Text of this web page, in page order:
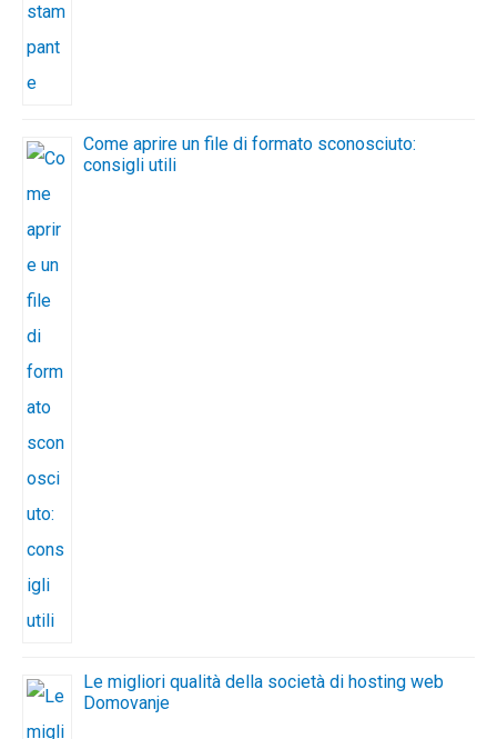
Come aprire un file di formato sconosciuto:
consigli utili
Le migliori qualità della società di hosting web
Domovanje